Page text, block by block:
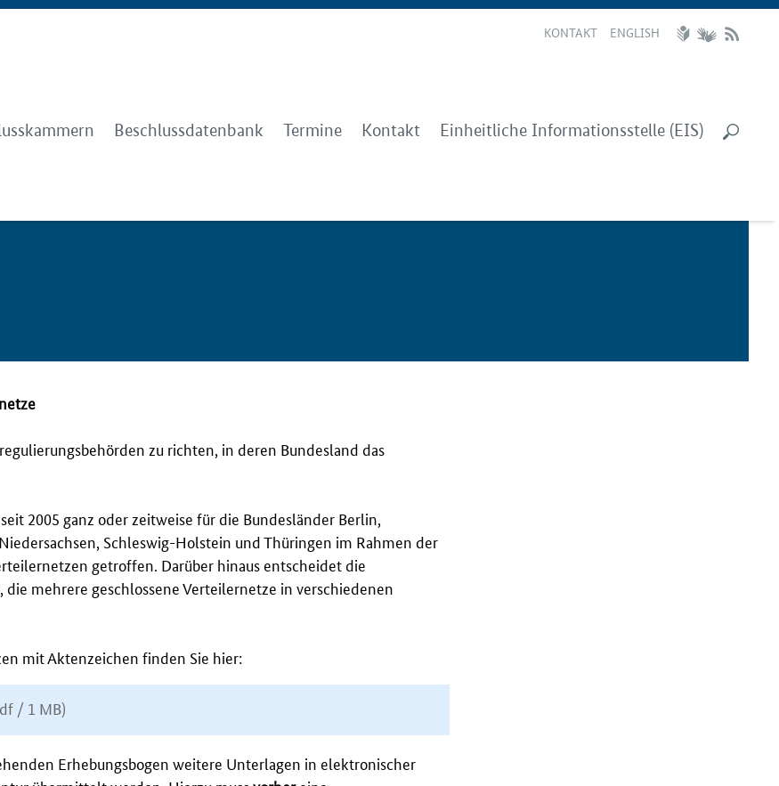
KONTAKT ENGLISH
Beschlussdatenbank Termine Kontakt Einheitliche Informationsstelle (EIS)
zu richten, in deren Bundesland das
2005 ganz oder zeitweise für die Bundesländer Berlin,
Schleswig-Holstein und Thüringen im Rahmen der
getroffen. Darüber hinaus entscheidet die
mehrere geschlossene Verteilernetze in verschiedenen
mit Aktenzeichen finden Sie hier:
/ 1 MB)
Erhebungsbogen weitere Unterlagen in elektronischer